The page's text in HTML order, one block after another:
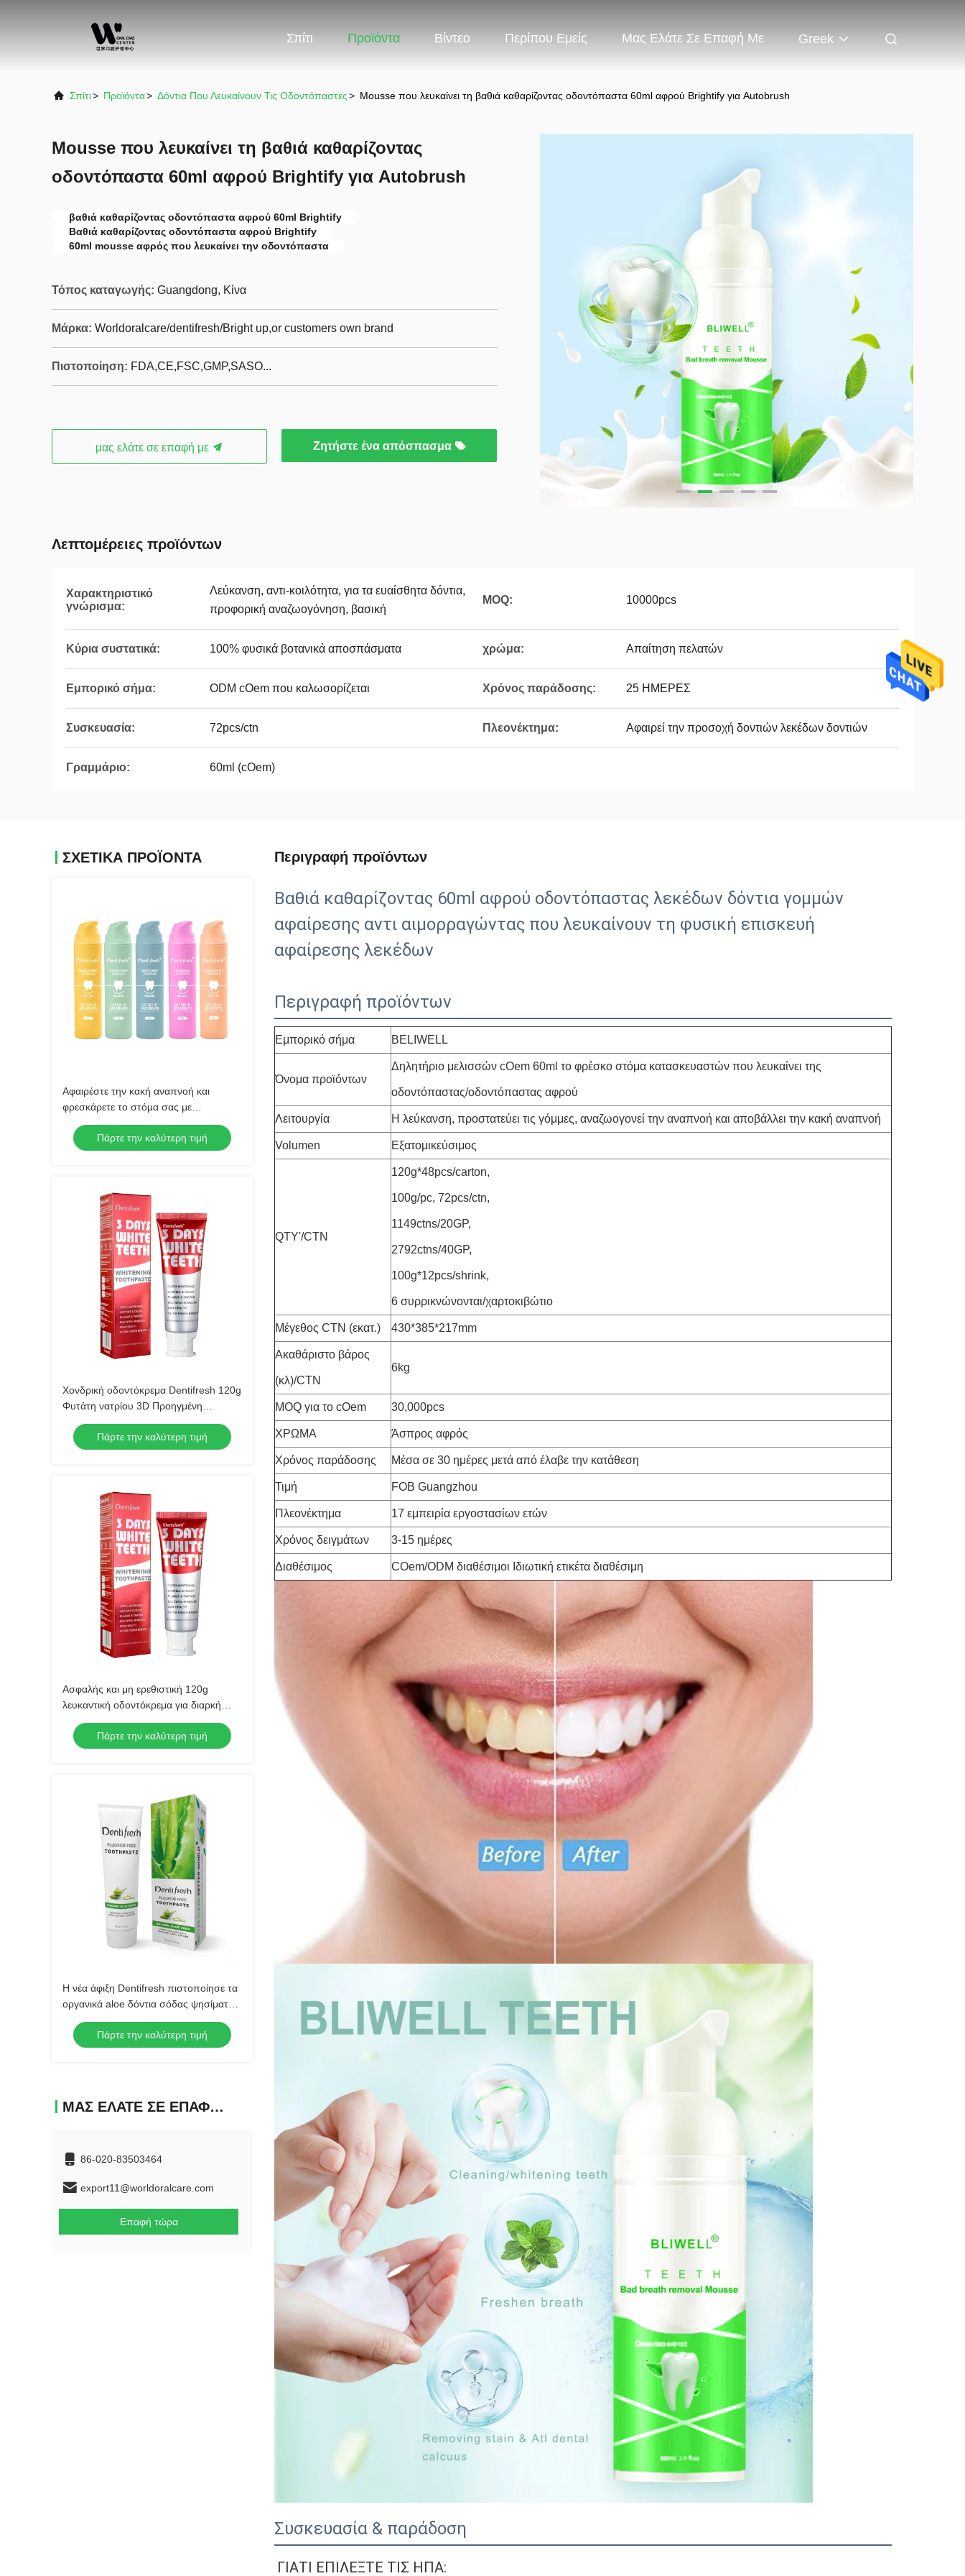
Σπίτι Προϊόντα Βίντεο Περίπου Εμείς Μας Ελάτε Σε Επαφή Με Greek
Σπίτι> Προϊόντα> Δόντια Που Λευκαίνουν Τις Οδοντόπαστες> Mousse που λευκαίνει τη βαθιά καθαρίζοντας οδοντόπαστα 60ml αφρού Brightify για Autobrush
Mousse που λευκαίνει τη βαθιά καθαρίζοντας
οδοντόπαστα 60ml αφρού Brightify για Autobrush
βαθιά καθαρίζοντας οδοντόπαστα αφρού 60ml Brightify
Βαθιά καθαρίζοντας οδοντόπαστα αφρού Brightify
60ml mousse αφρός που λευκαίνει την οδοντόπαστα
Τόπος καταγωγής: Guangdong, Κίνα
Μάρκα: Worldoralcare/dentifresh/Bright up,or customers own brand
Πιστοποίηση: FDA,CE,FSC,GMP,SASO...
μας ελάτε σε επαφή με Ζητήστε ένα απόσπασμα
Λεπτομέρειες προϊόντων
Χαρακτηριστικό
γνώρισμα:
Λεύκανση, αντι-κοιλότητα, για τα ευαίσθητα δόντια,
προφορική αναζωογόνηση, βασική
MOQ: 10000pcs
Κύρια συστατικά: 100% φυσικά βοτανικά αποσπάσματα χρώμα: Απαίτηση πελατών
Εμπορικό σήμα: ODM cOem που καλωσορίζεται Χρόνος παράδοσης: 25 ΗΜΕΡΕΣ
Συσκευασία: 72pcs/ctn Πλεονέκτημα: Αφαιρεί την προσοχή δοντιών λεκέδων δοντιών
Γραμμάριο: 60ml (cOem)
ΣΧΕΤΙΚΆ ΠΡΟΪΌΝΤΑ
Αφαιρέστε την κακή αναπνοή και
φρεσκάρετε το στόμα σας με
οδοντόκρεμα για το στόμα Πολλαπλές
προστασίες για βέλτιστη στοματική
υγεία
Πάρτε την καλύτερη τιμή
Χονδρική οδοντόκρεμα Dentifresh 120g
Φυτάτη νατρίου 3D Προηγμένη
Λευκαντική Τεχνολογία
Πάρτε την καλύτερη τιμή
Ασφαλής και μη ερεθιστική 120g
λευκαντική οδοντόκρεμα για διαρκή
οδοντική προστασία
Πάρτε την καλύτερη τιμή
Η νέα άφιξη Dentifresh πιστοποίησε τα
οργανικά aloe δόντια σόδας ψησίματος
προσοχής της Βέρα οδοντικά που
λευκαίνουν το φυσικό toothpa
εκχυλισμάτων φυτών
Πάρτε την καλύτερη τιμή
ΜΑΣ ΕΛΆΤΕ ΣΕ ΕΠΑΦΉ ΜΕ
86-020-83503464
export11@worldoralcare.com
Επαφή τώρα
Περιγραφή προϊόντων
Βαθιά καθαρίζοντας 60ml αφρού οδοντόπαστας λεκέδων δόντια γομμών
αφαίρεσης αντι αιμορραγώντας που λευκαίνουν τη φυσική επισκευή
αφαίρεσης λεκέδων
Περιγραφή προϊόντων
Εμπορικό σήμα BELIWELL
Όνομα προϊόντων
Δηλητήριο μελισσών cOem 60ml το φρέσκο στόμα κατασκευαστών που λευκαίνει της
οδοντόπαστας/οδοντόπαστας αφρού
Λειτουργία Η λεύκανση, προστατεύει τις γόμμες, αναζωογονεί την αναπνοή και αποβάλλει την κακή αναπνοή
Volumen Εξατομικεύσιμος
QTY'/CTN
120g*48pcs/carton,
100g/pc, 72pcs/ctn,
1149ctns/20GP,
2792ctns/40GP,
100g*12pcs/shrink,
6 συρρικνώνονται/χαρτοκιβώτιο
Μέγεθος CTN (εκατ.) 430*385*217mm
Ακαθάριστο βάρος
(κλ)/CTN
6kg
MOQ για το cOem 30,000pcs
ΧΡΩΜΑ Άσπρος αφρός
Χρόνος παράδοσης Μέσα σε 30 ημέρες μετά από έλαβε την κατάθεση
Τιμή FOB Guangzhou
Πλεονέκτημα 17 εμπειρία εργοστασίων ετών
Χρόνος δειγμάτων 3-15 ημέρες
Διαθέσιμος COem/ODM διαθέσιμοι Ιδιωτική ετικέτα διαθέσιμη
Συσκευασία & παράδοση
ΓΙΑΤΙ ΕΠΙΛΕΞΤΕ ΤΙΣ ΗΠΑ: